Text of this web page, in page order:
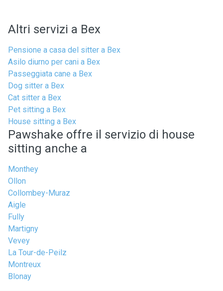
Altri servizi a Bex
Pensione a casa del sitter a Bex
Asilo diurno per cani a Bex
Passeggiata cane a Bex
Dog sitter a Bex
Cat sitter a Bex
Pet sitting a Bex
House sitting a Bex
Pawshake offre il servizio di house
sitting anche a
Monthey
Ollon
Collombey-Muraz
Aigle
Fully
Martigny
Vevey
La Tour-de-Peilz
Montreux
Blonay